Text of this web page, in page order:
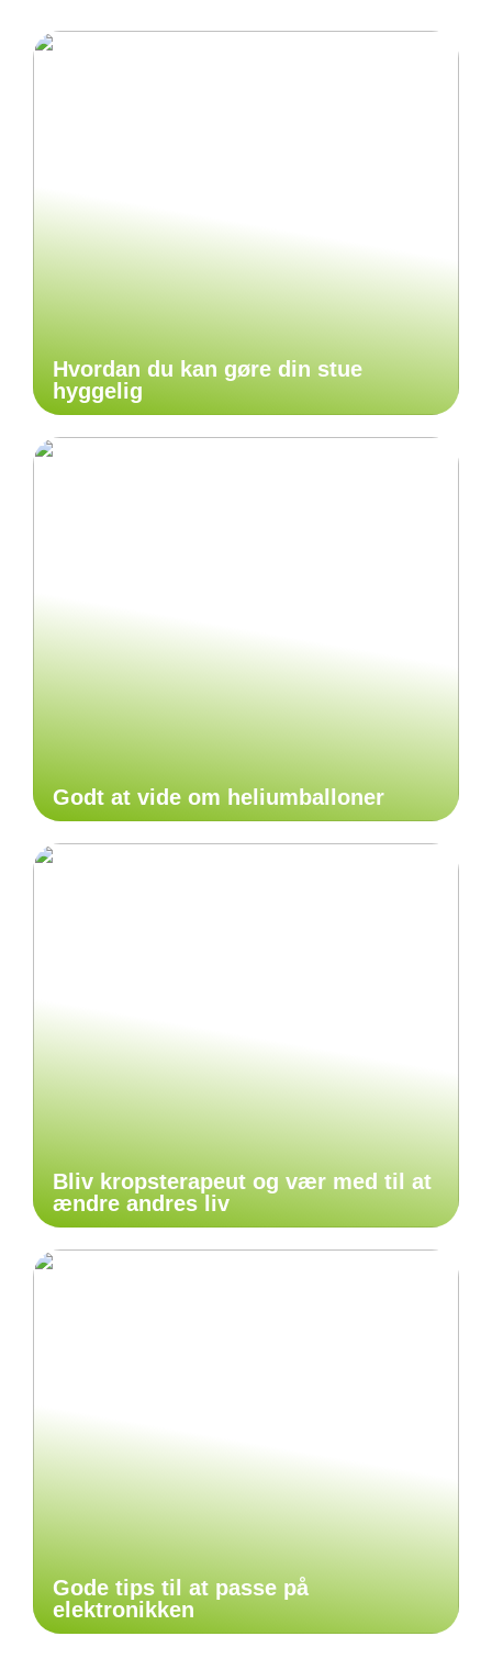
Hvordan du kan gøre din stue
hyggelig
Godt at vide om heliumballoner
Bliv kropsterapeut og vær med til at
ændre andres liv
Gode tips til at passe på
elektronikken